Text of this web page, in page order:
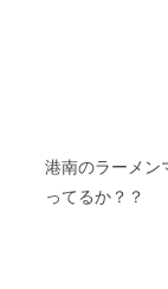
港南のラーメン
ってるか？？